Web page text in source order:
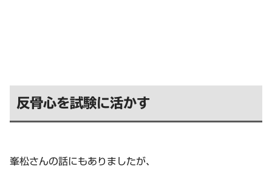
反骨心を試験に活かす
峯松さんの話にもありましたが、